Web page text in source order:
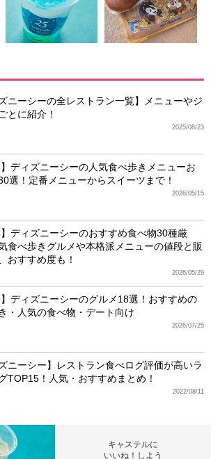
ズニーシーの全レストラン一覧】メニューやジ
とに紹介！
2025/08/23
】ディズニーシーの人気食べ歩きメニューお
選！定番メニューからスイーツまで！
2026/05/15
】ディズニーシーのおすすめ食べ物30種厳
食べ歩きグルメや本格派メニューの値段と販
おすすめ度も！
2026/05/29
】ディズニーシーのグルメ18選！おすすめの
・人気の食べ物・デート向け
2026/07/25
ズニーシー】レストラン食べログ評価が高いラ
TOP15！人気・おすすめまとめ！
2022/08/11
キャステルに
いいね！しよう